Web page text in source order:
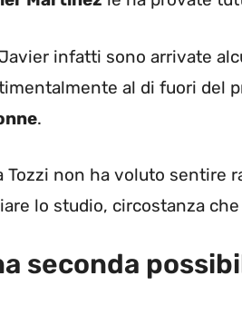
infatti sono arrivate
al di fuori del
.
Tozzi non ha voluto sentire
lo studio, circostanza
seconda